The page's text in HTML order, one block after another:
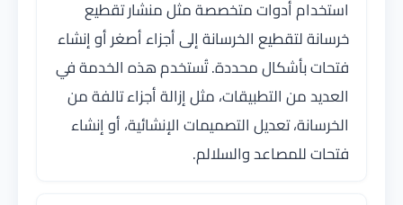
استخدام أدوات متخصصة مثل منشار تقطيع
خرسانة لتقطيع الخرسانة إلى أجزاء أصغر أو إنشاء
فتحات بأشكال محددة. تُستخدم هذه الخدمة في
العديد من التطبيقات، مثل إزالة أجزاء تالفة من
الخرسانة، تعديل التصميمات الإنشائية، أو إنشاء
فتحات للمصاعد والسلالم.